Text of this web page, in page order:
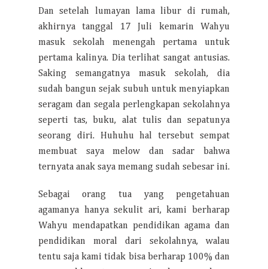
Dan setelah lumayan lama libur di rumah,
akhirnya tanggal 17 Juli kemarin Wahyu
masuk sekolah menengah pertama untuk
pertama kalinya. Dia terlihat sangat antusias.
Saking semangatnya masuk sekolah, dia
sudah bangun sejak subuh untuk menyiapkan
seragam dan segala perlengkapan sekolahnya
seperti tas, buku, alat tulis dan sepatunya
seorang diri. Huhuhu hal tersebut sempat
membuat saya melow dan sadar bahwa
ternyata anak saya memang sudah sebesar ini.
Sebagai orang tua yang pengetahuan
agamanya hanya sekulit ari, kami berharap
Wahyu mendapatkan pendidikan agama dan
pendidikan moral dari sekolahnya, walau
tentu saja kami tidak bisa berharap 100% dan